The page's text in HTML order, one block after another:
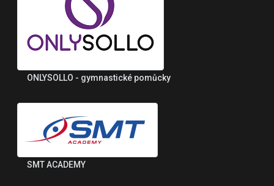
ONLYSOLLO - gymnastické pomůcky
SMT ACADEMY